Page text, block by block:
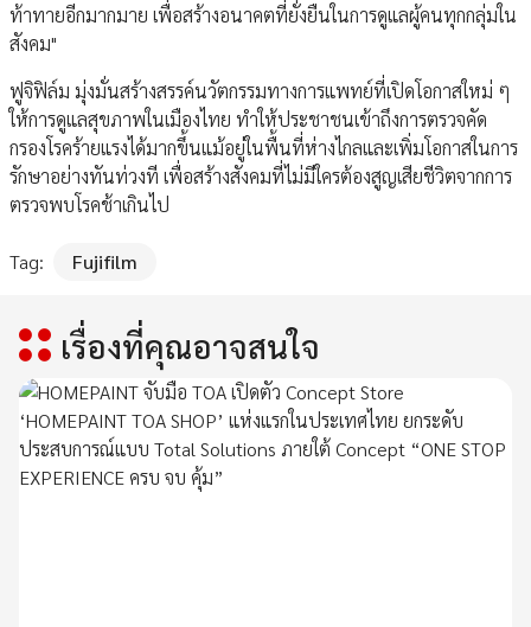
ท้าทายอีกมากมาย เพื่อสร้างอนาคตที่ยั่งยืนในการดูแลผู้คนทุกกลุ่มใน
สังคม"
ฟูจิฟิล์ม มุ่งมั่นสร้างสรรค์นวัตกรรมทางการแพทย์ที่เปิดโอกาสใหม่ ๆ
ให้การดูแลสุขภาพในเมืองไทย ทำให้ประชาชนเข้าถึงการตรวจคัด
กรองโรคร้ายแรงได้มากขึ้นแม้อยู่ในพื้นที่ห่างไกลและเพิ่มโอกาสในการ
รักษาอย่างทันท่วงที เพื่อสร้างสังคมที่ไม่มีใครต้องสูญเสียชีวิตจากการ
ตรวจพบโรคช้าเกินไป
Tag: Fujifilm
เรื่องที่คุณอาจสนใจ